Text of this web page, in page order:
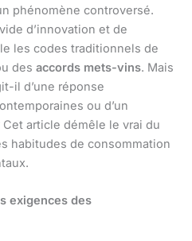
phénomène controversé.
d’innovation et de
les codes traditionnels de
des accords mets-vins. Mais
il d’une réponse
ou d’un
Cet article démêle le vrai du
habitudes de consommation
exigences des